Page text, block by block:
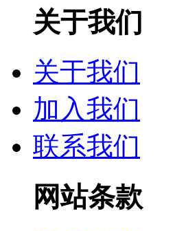
关于我们
关于我们
加入我们
联系我们
网站条款